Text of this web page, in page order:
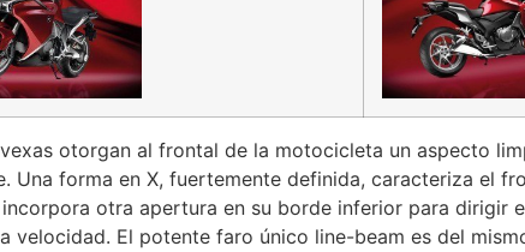
otorgan al frontal de la motocicleta un aspecto
forma en X, fuertemente definida, caracteriza el
otra apertura en su borde inferior para dirigir
velocidad. El potente faro único line-beam es del